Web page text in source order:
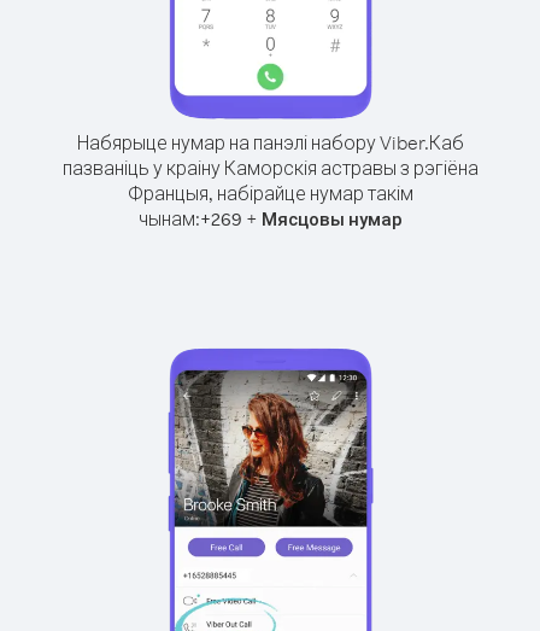
Набярыце нумар на панэлі набору Viber.Каб
пазваніць у краіну Каморскія астравы з рэгіёна
Францыя, набірайце нумар такім
чынам:+269 + Мясцовы нумар